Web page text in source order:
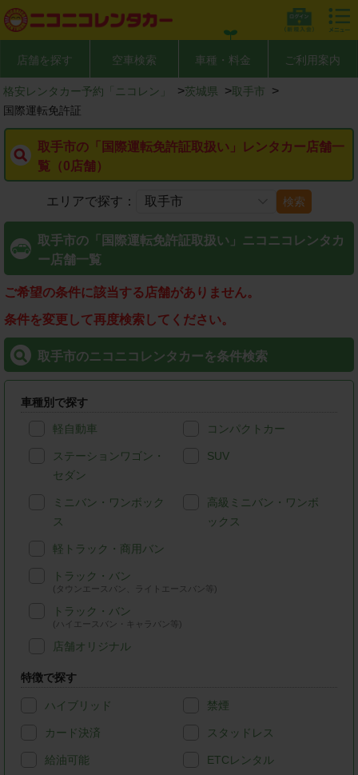
店舗を探す 空車検索 車種・料金 ご利用案内
格安レンタカー予約「ニコレン」 >茨城県 >取手市 >
国際運転免許証
取手市の「国際運転免許証取扱い」レンタカー店舗一
覧（0店舗）
エリアで探す： 検索
取手市の「国際運転免許証取扱い」ニコニコレンタカ
ー店舗一覧
ご希望の条件に該当する店舗がありません。
条件を変更して再度検索してください。
取手市のニコニコレンタカーを条件検索
車種別で探す
軽自動車 コンパクトカー
ステーションワゴン・
セダン
SUV
ミニバン・ワンボック
ス
高級ミニバン・ワンボ
ックス
軽トラック・商用バン
トラック・バン
(タウンエースバン、ライトエースバン等)
トラック・バン
(ハイエースバン・キャラバン等)
店舗オリジナル
特徴で探す
ハイブリッド 禁煙
カード決済 スタッドレス
給油可能 ETCレンタル